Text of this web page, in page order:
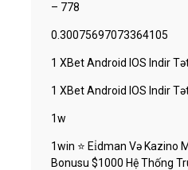
– 778
0.30075697073364105
1 XBet Android IOS Indir
1 XBet Android IOS Indir
1w
1win ⭐ Ei̇dman Və Kazino
Bonusu $1000 Hệ Thống